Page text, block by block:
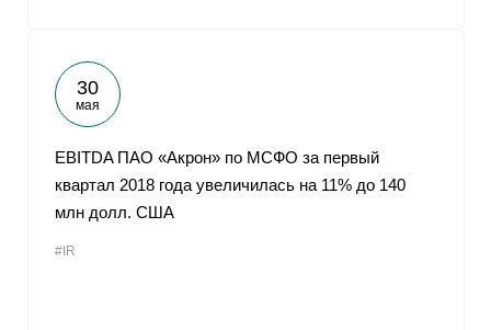
30
мая
EBITDA ПАО «Акрон» по МСФО за первый
квартал 2018 года увеличилась на 11% до 140
млн долл. США
#IR